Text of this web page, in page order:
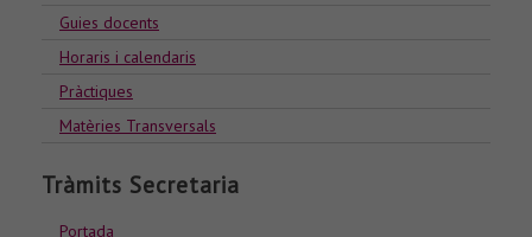
Guies docents
Horaris i calendaris
Pràctiques
Matèries Transversals
Tràmits Secretaria
Portada